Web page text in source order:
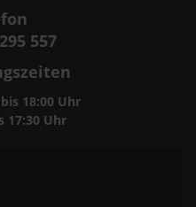
557
18:00 Uhr
17:30 Uhr